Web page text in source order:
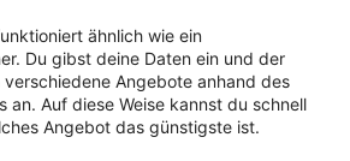
ähnlich wie ein
Du gibst deine Daten ein und der
Angebote anhand des
an. Auf diese Weise kannst du schnell
Angebot das günstigste ist.